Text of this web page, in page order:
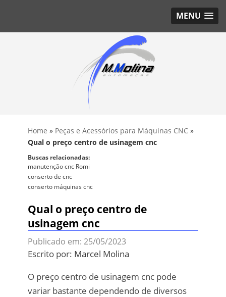
MENU
Home » Peças e Acessórios para Máquinas CNC »
Qual o preço centro de usinagem cnc
Buscas relacionadas:
manutenção cnc Romi
conserto de cnc
conserto máquinas cnc
Qual o preço centro de
usinagem cnc
Publicado em: 25/05/2023
Escrito por: Marcel Molina
O preço centro de usinagem cnc pode
variar bastante dependendo de diversos